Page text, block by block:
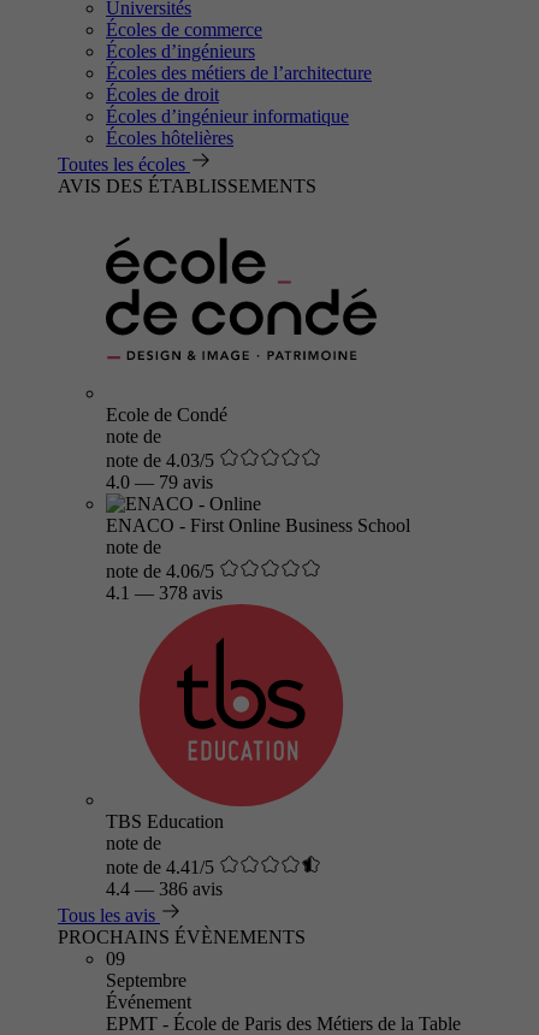
Universités
Écoles de commerce
Écoles d’ingénieurs
Écoles des métiers de l’architecture
Écoles de droit
Écoles d’ingénieur informatique
Écoles hôtelières
Toutes les écoles
AVIS DES ÉTABLISSEMENTS
Ecole de Condé
note de
note de 4.03/5
4.0 — 79 avis
ENACO - First Online Business School
note de
note de 4.06/5
4.1 — 378 avis
TBS Education
note de
note de 4.41/5
4.4 — 386 avis
Tous les avis
PROCHAINS ÉVÈNEMENTS
09
Septembre
Événement
EPMT - École de Paris des Métiers de la Table